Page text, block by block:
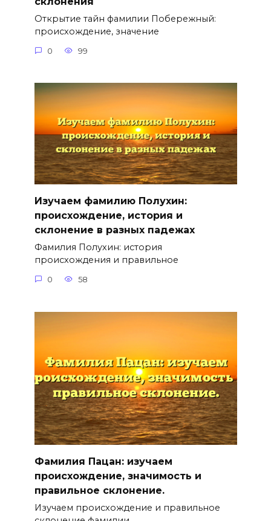
Открытие тайн фамилии Побережный:
происхождение, значение
0 99
Изучаем фамилию Полухин:
происхождение, история и
склонение в разных падежах
Фамилия Полухин: история
происхождения и правильное
0 58
Фамилия Пацан: изучаем
происхождение, значимость и
правильное склонение.
Изучаем происхождение и правильное